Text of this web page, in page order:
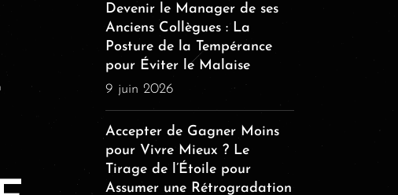
Devenir le Manager de ses
Anciens Collègues : La
Posture de la Tempérance
pour Éviter le Malaise
9 juin 2026
Accepter de Gagner Moins
pour Vivre Mieux ? Le
Tirage de l’Étoile pour
Assumer une Rétrogradation